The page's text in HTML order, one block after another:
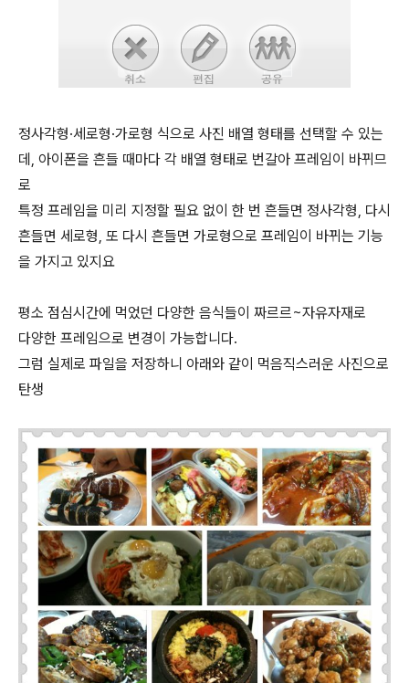
정사각형·세로형·가로형 식으로 사진 배열 형태를 선택할 수 있는
데, 아이폰을 흔들 때마다 각 배열 형태로 번갈아 프레임이 바뀌므
로
특정 프레임을 미리 지정할 필요 없이 한 번 흔들면 정사각형, 다시
흔들면 세로형, 또 다시 흔들면 가로형으로 프레임이 바뀌는 기능
을 가지고 있지요
평소 점심시간에 먹었던 다양한 음식들이 짜르르~자유자재로
다양한 프레임으로 변경이 가능합니다.
그럼 실제로 파일을 저장하니 아래와 같이 먹음직스러운 사진으로
탄생